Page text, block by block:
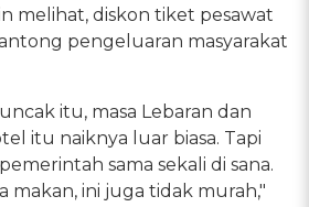
melihat, diskon tiket pesawat
pengeluaran masyarakat
itu, masa Lebaran dan
itu naiknya luar biasa. Tapi
sama sekali di sana.
makan, ini juga tidak murah,"